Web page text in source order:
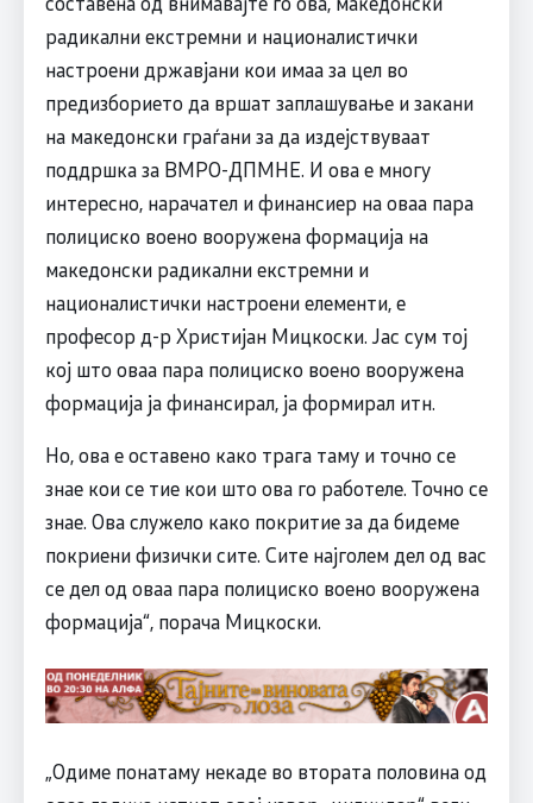
радикални екстремни и националистички
настроени државјани кои имаа за цел во
предизборието да вршат заплашување и закани
на македонски граѓани за да издејствуваат
поддршка за ВМРО-ДПМНЕ. И ова е многу
интересно, нарачател и финансиер на оваа пара
полициско воено вооружена формација на
македонски радикални екстремни и
националистички настроени елементи, е
професор д-р Христијан Мицкоски. Јас сум тој
кој што оваа пара полициско воено вооружена
формација ја финансирал, ја формирал итн.
Но, ова е оставено како трага таму и точно се
знае кои се тие кои што ова го работеле. Точно се
знае. Ова служело како покритие за да бидеме
покриени физички сите. Сите најголем дел од вас
се дел од оваа пара полициско воено вооружена
формација“, порача Мицкоски.
„Одиме понатаму некаде во втората половина од